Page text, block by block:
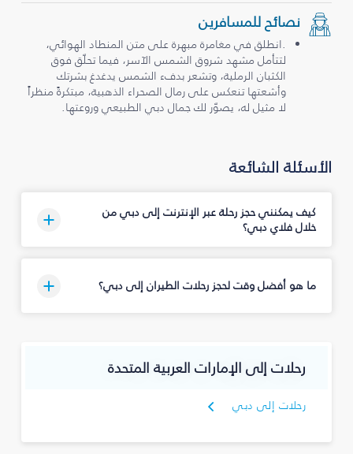
نصائح للمسافرين
.انطلق في مغامرة مبهرة على متن المنطاد الهوائي،
لتتأمل مشهد شروق الشمس الآسر، فيما تحلّق فوق
الكثبان الرملية، وتشعر بدفء الشمس يدغدغ بشرتك
وأشعتها تنعكس على رمال الصحراء الذهبية، مبتكرةً منظراً
لا مثيل له، يصوّر لك جمال دبي الطبيعي وروعتها.
الأسئلة الشائعة
كيف يمكنني حجز رحلة عبر الإنترنت إلى دبي من
خلال فلاي دبي؟
ما هو أفضل وقت لحجز رحلات الطيران إلى دبي؟
رحلات إلى الإمارات العربية المتحدة
رحلات إلى دبي